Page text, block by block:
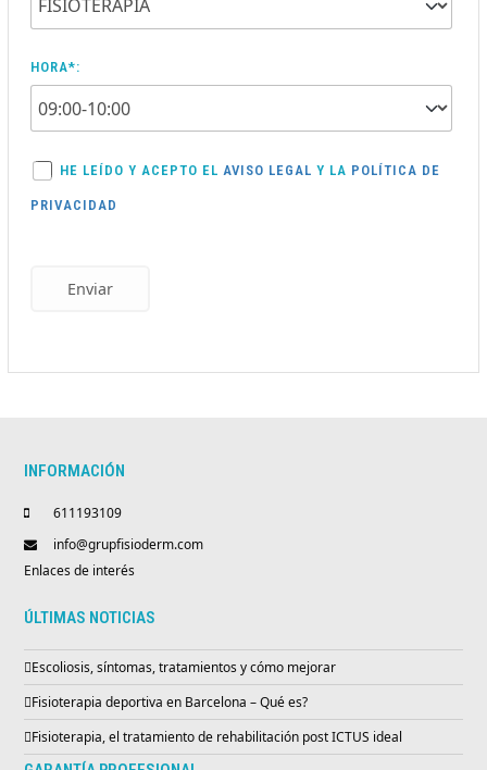
HORA*:
HE LEÍDO Y ACEPTO EL AVISO LEGAL Y LA POLÍTICA DE
PRIVACIDAD
Enviar
INFORMACIÓN
611193109
info@grupfisioderm.com
Enlaces de interés
ÚLTIMAS NOTICIAS
Escoliosis, síntomas, tratamientos y cómo mejorar
Fisioterapia deportiva en Barcelona – Qué es?
Fisioterapia, el tratamiento de rehabilitación post ICTUS ideal